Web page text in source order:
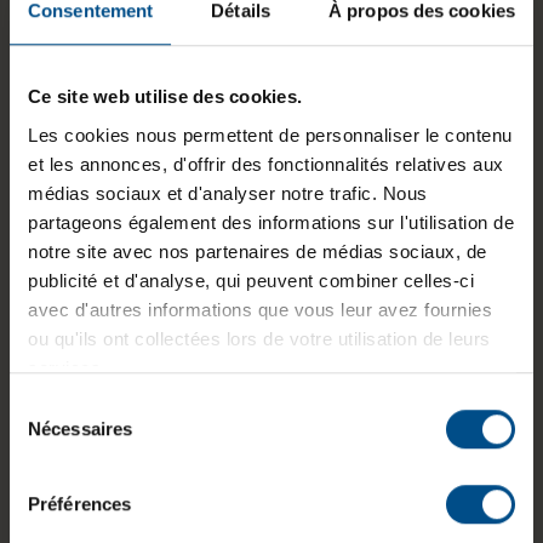
Consentement Détails À propos des cookies
Ce site web utilise des cookies.
Les cookies nous permettent de personnaliser le contenu
et les annonces, d'offrir des fonctionnalités relatives aux
médias sociaux et d'analyser notre trafic. Nous
partageons également des informations sur l'utilisation de
notre site avec nos partenaires de médias sociaux, de
publicité et d'analyse, qui peuvent combiner celles-ci
avec d'autres informations que vous leur avez fournies
ou qu'ils ont collectées lors de votre utilisation de leurs
services.
Nécessaires
Préférences
Connectique: 2x Thunderbolt
Disposition du clavier:
Français (AZERTY)
sans pavé numérique
Puce graphique intégrée:
Apple M1 8-Core
GPU
Programme de partenariat:
Lancement sur le marché: 2020
GTIN/EAN : 3701157158244